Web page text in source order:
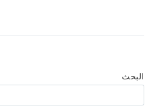
البحث